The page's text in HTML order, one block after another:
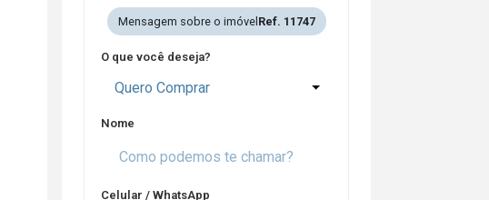
Mensagem sobre o imóvel Ref. 11747
O que você deseja?
Quero Comprar
Nome
Celular / WhatsApp